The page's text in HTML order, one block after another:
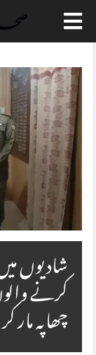
Skip
content
شادیوں
کرنے
چھاپہ مار